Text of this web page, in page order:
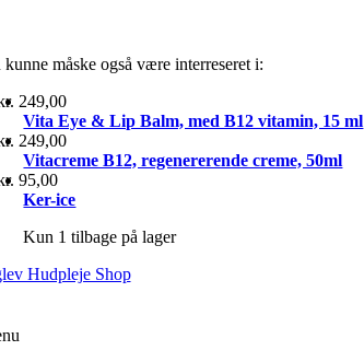
kunne måske også være interreseret i:
249,00
Vita Eye & Lip Balm, med B12 vitamin, 15 ml
249,00
Vitacreme B12, regenererende creme, 50ml
95,00
Ker-ice
Kun 1 tilbage på lager